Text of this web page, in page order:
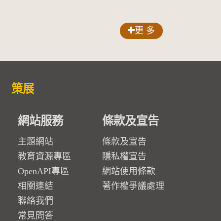
更 多
策展
網站服務
主題網站
教育資源專區
OpenAPI專區
相關連結
聯絡我們
常見問答
條款及宣告
條款及宣告
隱私權宣告
網站使用條款
著作權爭議處理